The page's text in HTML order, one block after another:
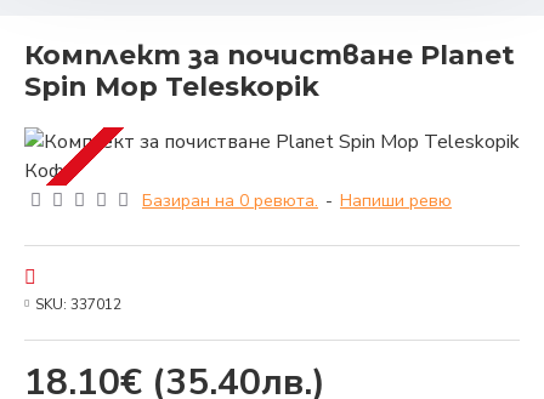
Комплект за почистване Planet
Spin Mop Teleskopik
Базиран на 0 ревюта. - Напиши ревю
18.10€ (35.40лв.)
SKU: 337012